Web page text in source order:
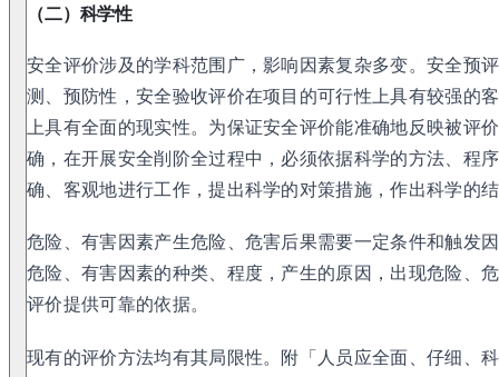
（二）科学性
安全评价涉及的学科范围广，影响因素复杂多变。安全预
测、预防性，安全验收评价在项目的可行性上具有较强的
上具有全面的现实性。为保证安全评价能准确地反映被评
确，在开展安全削阶全过程中，必须依据科学的方法、程
确、客观地进行工作，提出科学的对策措施，作出科学的
危险、有害因素产生危险、危害后果需要一定条件和触发
危险、有害因素的种类、程度，产生的原因，出现危险、
评价提供可靠的依据。
现有的评价方法均有其局限性。附「人员应全面、仔细、